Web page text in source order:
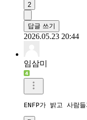
2
답글 쓰기
2026.05.23 20:44
임삼미
ENFP가 밝고 사람